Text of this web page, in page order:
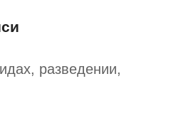
разведении,